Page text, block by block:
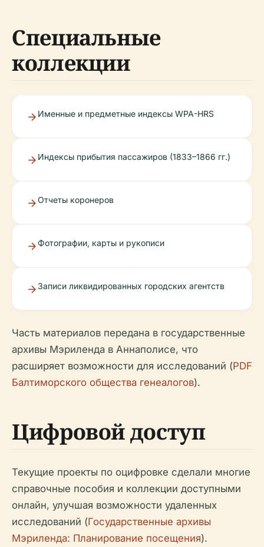
Специальные
коллекции
Именные и предметные индексы WPA-HRS
Индексы прибытия пассажиров (1833–1866 гг.)
Отчеты коронеров
Фотографии, карты и рукописи
Записи ликвидированных городских агентств
Часть материалов передана в государственные
архивы Мэриленда в Аннаполисе, что
расширяет возможности для исследований (PDF
Балтиморского общества генеалогов).
Цифровой доступ
Текущие проекты по оцифровке сделали многие
справочные пособия и коллекции доступными
онлайн, улучшая возможности удаленных
исследований (Государственные архивы
Мэриленда: Планирование посещения).